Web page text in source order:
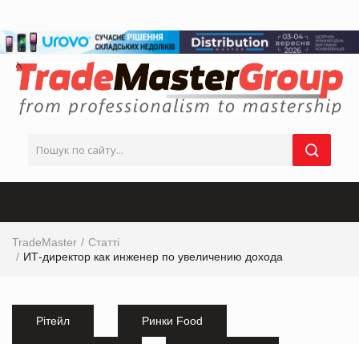
TradeMaster
Статті
ИТ-директор как инженер по увеличению дохода
Рітейл Ринки Food